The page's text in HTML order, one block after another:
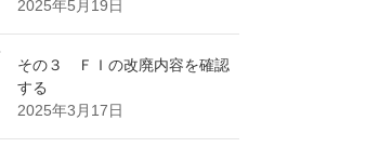
2025年5月19日
その３ ＦＩの改廃内容を確認
する
2025年3月17日